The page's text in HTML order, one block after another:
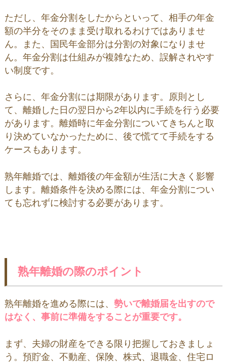
ただし、年金分割をしたからといって、相手の年金
額の半分をそのまま受け取れるわけではありませ
ん。また、国民年金部分は分割の対象になりませ
ん。年金分割は仕組みが複雑なため、誤解されやす
い制度です。
さらに、年金分割には期限があります。原則とし
て、離婚した日の翌日から2年以内に手続を行う必要
があります。離婚時に年金分割についてきちんと取
り決めていなかったために、後で慌てて手続をする
ケースもあります。
熟年離婚では、離婚後の年金額が生活に大きく影響
します。離婚条件を決める際には、年金分割につい
ても忘れずに検討する必要があります。
熟年離婚の際のポイント
熟年離婚を進める際には、 勢いで離婚届を出すので
はなく、事前に準備をすることが重要です。
まず、夫婦の財産をできる限り把握しておきましょ
う。預貯金、不動産、保険、株式、退職金、住宅ロ